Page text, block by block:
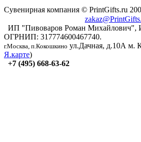
Сувенирная компания © PrintGifts.ru
ИП "Пивоваров Роман Михайлович",
ОГРНИП: 317774600467740.
г.Москва, п.Кокошкино ул.Дачная, д.10А м.
Я.карте)
+7 (495) 668-63-62